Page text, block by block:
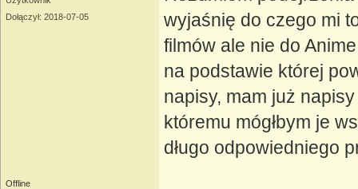
Dołączył: 2018-07-05
wyjaśnię do czego mi
filmów ale nie do
na podstawie której
napisy, mam już
któremu mógłbym je
długo odpowiedniego
Offline